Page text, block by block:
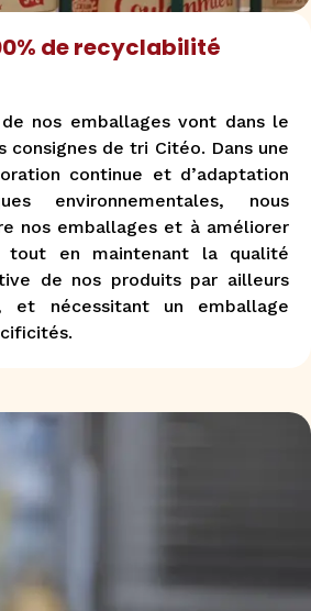
de recyclabilité
de nos emballages vont dans le
consignes de tri Citéo. Dans une
continue et d’adaptation
environnementales, nous
nos emballages et à améliorer
tout en maintenant la qualité
de nos produits par ailleurs
et nécessitant un emballage